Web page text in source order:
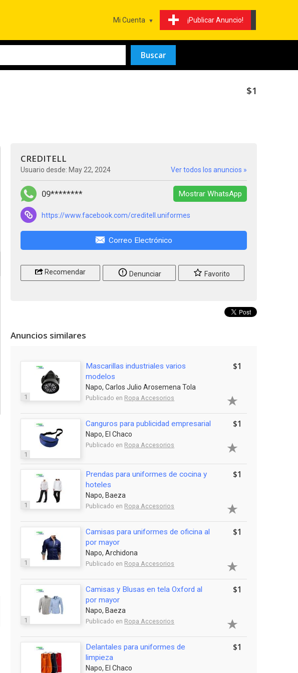
¡Publicar Anuncio!
Mi Cuenta
$1
CREDITELL
Usuario desde: May 22, 2024 Ver todos los anuncios »
09******** Mostrar WhatsApp
https://www.facebook.com/creditell.uniformes
Correo Electrónico
Recomendar Denunciar Favorito
Anuncios similares
1
Mascarillas industriales varios
modelos
Napo, Carlos Julio Arosemena Tola
Publicado en Ropa Accesorios
$1
1
Canguros para publicidad empresarial
Napo, El Chaco
Publicado en Ropa Accesorios
$1
1
Prendas para uniformes de cocina y
hoteles
Napo, Baeza
Publicado en Ropa Accesorios
$1
1
Camisas para uniformes de oficina al
por mayor
Napo, Archidona
Publicado en Ropa Accesorios
$1
1
Camisas y Blusas en tela Oxford al
por mayor
Napo, Baeza
Publicado en Ropa Accesorios
$1
Delantales para uniformes de
limpieza
Napo, El Chaco
$1